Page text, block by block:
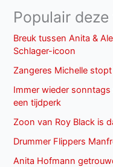
Populair
Breuk tussen Anita &
Schlager-icoon
Zangeres Michelle
Immer wieder
een tijdperk
Zoon van Roy Black is
Drummer Flippers
Anita Hofmann